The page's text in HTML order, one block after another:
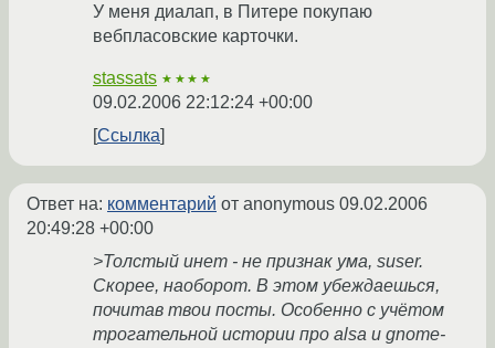
У меня диалап, в Питере покупаю
вебпласовские карточки.
stassats ★★★★
09.02.2006 22:12:24 +00:00
Ссылка
Ответ на: комментарий от anonymous 09.02.2006
20:49:28 +00:00
>Толстый инет - не признак ума, suser.
Скорее, наоборот. В этом убеждаешься,
почитав твои посты. Особенно с учётом
трогательной истории про alsa и gnome-